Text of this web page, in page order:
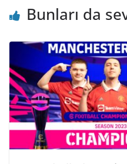
Bunları da